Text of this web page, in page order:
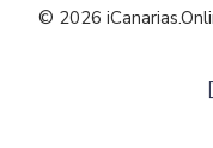
© 2026